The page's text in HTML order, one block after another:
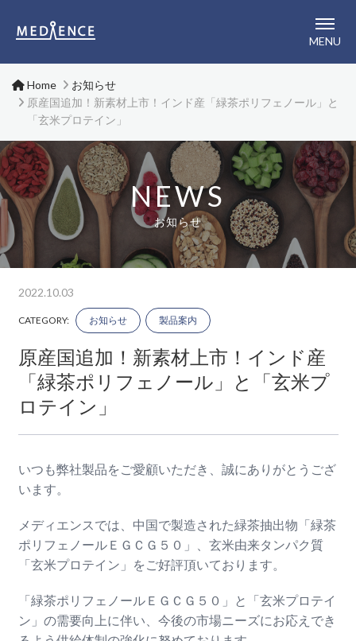
MENU
Home
お知らせ
原産国追加！新素材上市！インド産「緑茶ポリフェノール」と
「玄米プロテイン」
NEWS
お知らせ
2022.10.03
CATEGORY: お知らせ 製品案内
原産国追加！新素材上市！インド産
「緑茶ポリフェノール」と「玄米プ
ロテイン」
いつも弊社製品をご愛顧いただき、誠にありがとうござ
います。
メディエンスでは、中国で製造された緑茶抽出物「緑茶
ポリフェノールＥＧＣＧ５０」、玄米由来タンパク質
「玄米プロテイン」をご好評頂いております。
「緑茶ポリフェノールＥＧＣＧ５０」と「玄米プロテイ
ン」の需要向上に伴い、今後の市場ニーズにお応えでき